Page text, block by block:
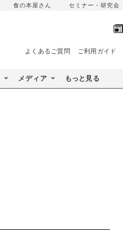
食の本屋さん セミナー・研究会
よくあるご質問 ご利用ガイド
メディア もっと見る